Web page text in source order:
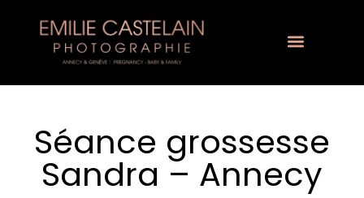
Séance grossesse
Sandra – Annecy